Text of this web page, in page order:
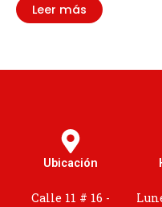
Leer más
Ubicación
Calle 11 # 16 -